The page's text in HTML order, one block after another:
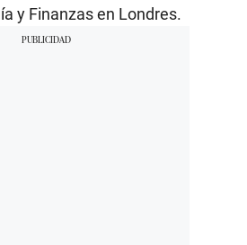
y Finanzas en Londres.